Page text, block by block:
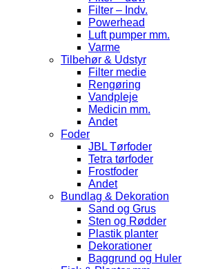
Filter – Indv.
Powerhead
Luft pumper mm.
Varme
Tilbehør & Udstyr
Filter medie
Rengøring
Vandpleje
Medicin mm.
Andet
Foder
JBL Tørfoder
Tetra tørfoder
Frostfoder
Andet
Bundlag & Dekoration
Sand og Grus
Sten og Rødder
Plastik planter
Dekorationer
Baggrund og Huler